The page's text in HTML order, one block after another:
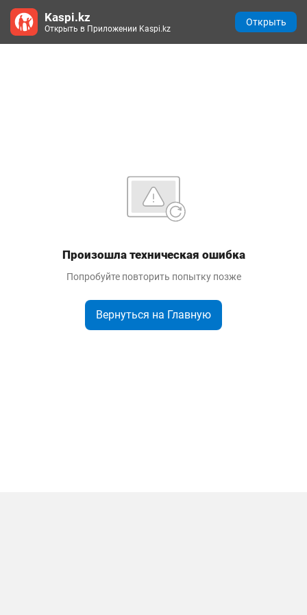
Произошла техническая ошибка
Попробуйте повторить попытку позже
Вернуться на Главную
Kaspi.kz
Открыть в Приложении Kaspi.kz
Открыть